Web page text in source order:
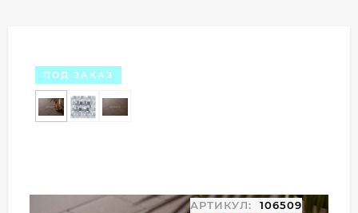
ПОД ЗАКАЗ
АРТИКУЛ: 106509